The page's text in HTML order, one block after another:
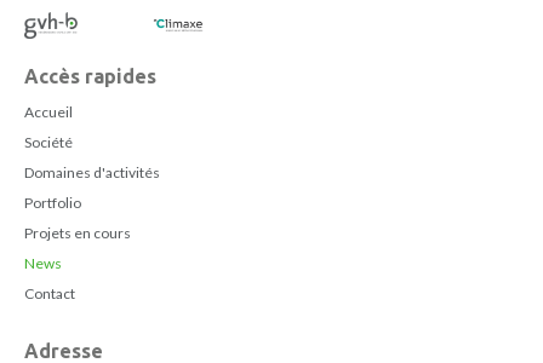
Accès rapides
Accueil
Société
Domaines d'activités
Portfolio
Projets en cours
News
Contact
Adresse